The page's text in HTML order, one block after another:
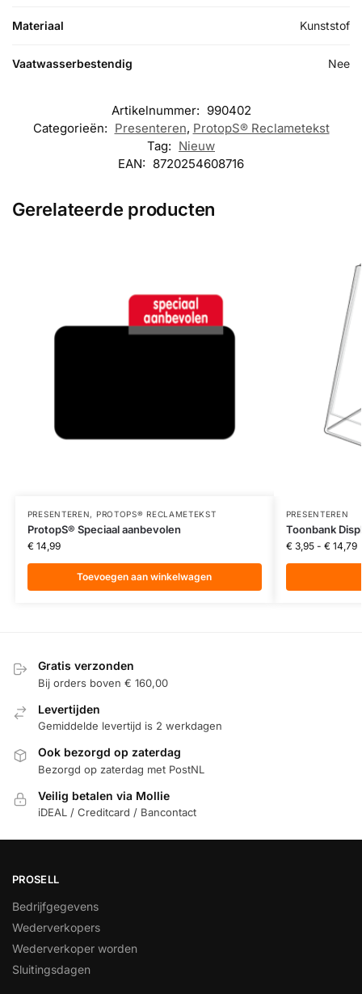
Materiaal Kunststof
Vaatwasserbestendig Nee
Artikelnummer: 990402
Categorieën: Presenteren, ProtopS® Reclametekst
Tag: Nieuw
EAN: 8720254608716
Gerelateerde producten
PRESENTEREN, PROTOPS® RECLAMETEKST
ProtopS® Speciaal aanbevolen
€14,99
Toevoegen aan winkelwagen
PRESENTEREN
Toonbank
€3,95 - €14,79
Gratis verzonden
Bij orders boven € 160,00
Levertijden
Gemiddelde levertijd is 2 werkdagen
Ook bezorgd op zaterdag
Bezorgd op zaterdag met PostNL
Veilig betalen via Mollie
iDEAL / Creditcard / Bancontact
PROSELL
Bedrijfgegevens
Wederverkopers
Wederverkoper worden
Sluitingsdagen